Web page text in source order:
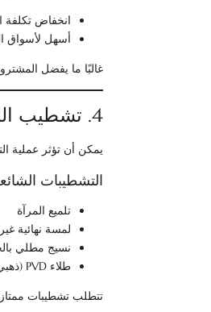
انخفاض تكلفة
أسهل لأسواق
غالبًا ما يفضل
4. تشطيب السطح وتلميعه
يمكن أن تؤثر عملية
التشطيبات
تلميع المرآة
لمسة نهائية
نسيج مطلي
طلاء PVD (ذهبي، أسود، ذهبي وردي)
تتطلب تشطيبات